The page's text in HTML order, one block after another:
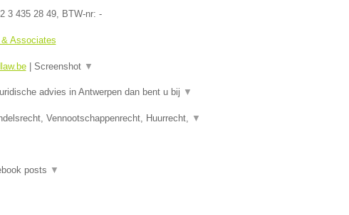
3 435 28 49, BTW-nr: -
& Associates
| Screenshot ▼
advies in Antwerpen dan bent u bij ▼
Vennootschappenrecht, Huurrecht, ▼
posts ▼